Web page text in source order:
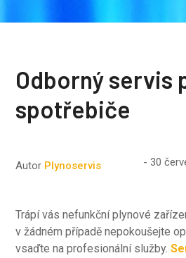
Odborný servis
spotřebiče
Autor Plynoservis 30
Trápí vás nefunkční plynové
v žádném případě nepokoušejte
vsaďte na profesionální služby.